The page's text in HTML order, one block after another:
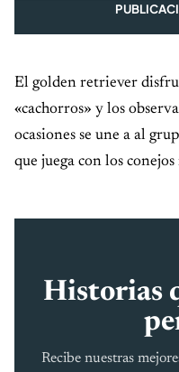
El golden retriever
«cachorros» y los
ocasiones se une a al
que juega con los
Historias
Recibe nuestras